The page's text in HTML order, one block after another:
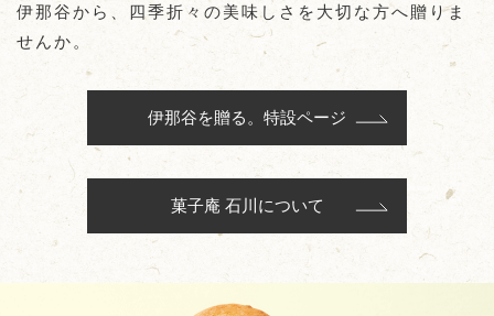
伊那谷から、四季折々の美味しさを大切な方へ贈りま
せんか。
伊那谷を贈る。特設ページ
菓子庵 石川について